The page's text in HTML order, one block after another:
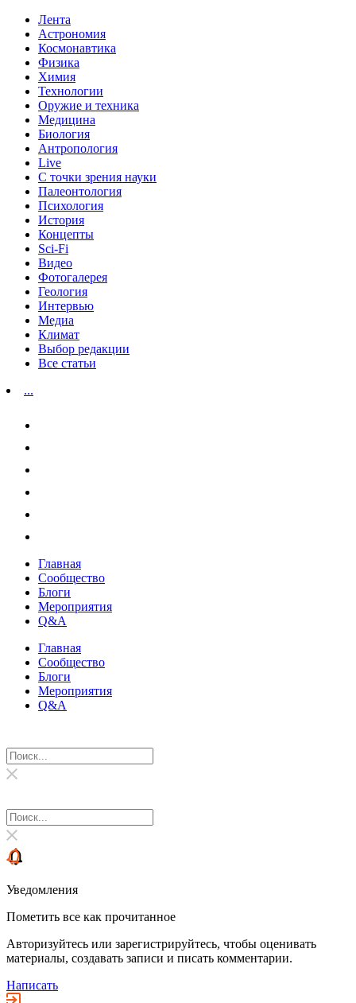
Лента
Астрономия
Космонавтика
Физика
Химия
Технологии
Оружие и техника
Медицина
Биология
Антропология
Live
С точки зрения науки
Палеонтология
Психология
История
Концепты
Sci-Fi
Видео
Фотогалерея
Геология
Интервью
Медиа
Климат
Выбор редакции
Все статьи
...
Главная
Сообщество
Блоги
Мероприятия
Q&A
Главная
Сообщество
Блоги
Мероприятия
Q&A
Уведомления
Пометить все как прочитанное
Авторизуйтесь или зарегистрируйтесь, чтобы оценивать
материалы, создавать записи и писать комментарии.
Написать